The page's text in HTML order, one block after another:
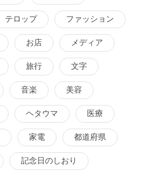
テロップ ファッション
お店 メディア
旅行 文字
音楽 美容
ヘタウマ 医療
家電 都道府県
記念日のしおり